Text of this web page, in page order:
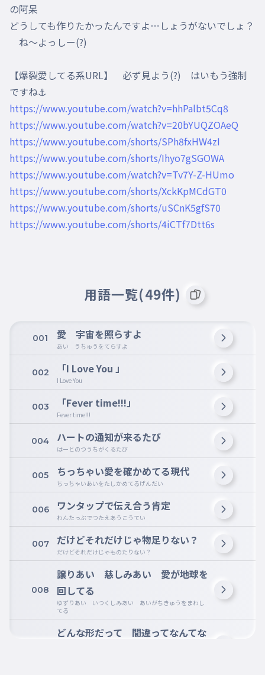
の阿呆
どうしても作りたかったんですよ⋯しょうがないでしょ？
ね〜よっしー(?)
【爆裂愛してる系URL】　必ず見よう(?)　はいもう強制
https://www.youtube.com/watch?v=hhPalbt5Cq8
https://www.youtube.com/watch?v=20bYUQZOAeQ
https://www.youtube.com/shorts/SPh8fxHW4zI
https://www.youtube.com/shorts/Ihyo7gSGOWA
https://www.youtube.com/watch?v=Tv7Y-Z-HUmo
https://www.youtube.com/shorts/XckKpMCdGT0
https://www.youtube.com/shorts/uSCnK5gfS70
https://www.youtube.com/shorts/4iCTf7Dtt6s
用語一覧(49件)
001 愛 宇宙を照らすよ
あい うちゅうをてらすよ
002 「I Love You 」
I Love You
003 「Fever time!!!」
Fever time!!!
004 ハートの通知が来るたび
はーとのつうちがくるたび
005 ちっちゃい愛を確かめてる現代
ちっちゃいあいをたしかめてるげんだい
006 ワンタップで伝え合う肯定
わんたっぷでつたえあうこうてい
007 だけどそれだけじゃ物足りない？
だけどそれだけじゃものたりない？
008
譲りあい 慈しみあい 愛が地球を
回してる
ゆずりあい いつくしみあい あいがちきゅうをまわし
てる
どんな形だって 間違ってなんてな